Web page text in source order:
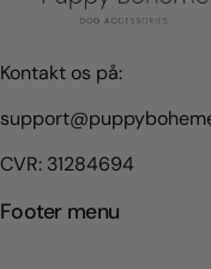
Kontakt os på:
CVR: 31284694
Footer menu